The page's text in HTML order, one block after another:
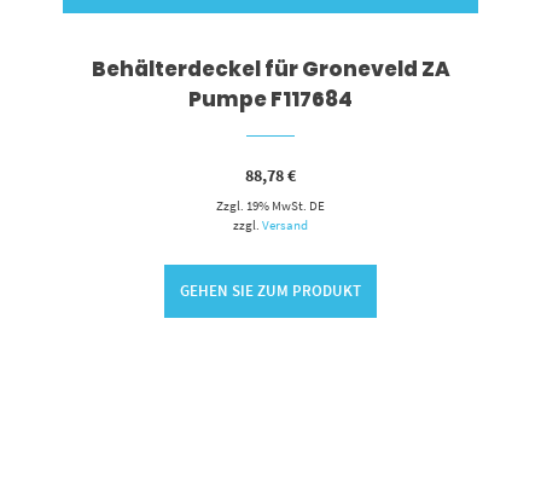
Behälterdeckel für Groneveld ZA
Pumpe F117684
88,78€
Zzgl. 19% MwSt. DE
zzgl.Versand
GEHEN SIE ZUM PRODUKT